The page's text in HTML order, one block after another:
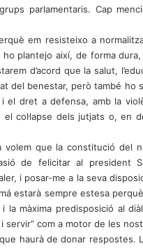
parlamentaris. Cap
em resisteixo a
plantejo així, de forma
d’acord que la salut,
del benestar, però també
el dret a defensa, amb la
el col·lapse dels jutjats o,
volem que la constitució
de felicitar al president
i posar-me a la seva
estarà sempre estesa
la màxima predisposició al
servir” com a motor de les
haurà de donar respostes.